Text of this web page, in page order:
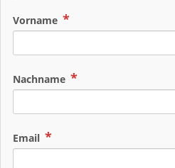
Vorname
Nachname
Email